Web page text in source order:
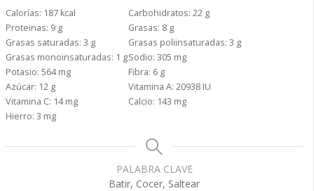
Calorías: 187 kcal Carbohidratos: 22 g
Proteinas: 9 g Grasas: 8 g
Grasas saturadas: 3 g Grasas poliinsaturadas: 3 g
Grasas monoinsaturadas: 1 gSodio: 305 mg
Potasio: 564 mg Fibra: 6 g
Azúcar: 12 g Vitamina A: 20938 IU
Vitamina C: 14 mg Calcio: 143 mg
Hierro: 3 mg
PALABRA CLAVE
Batir, Cocer, Saltear